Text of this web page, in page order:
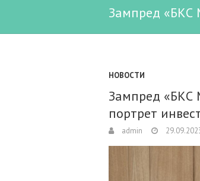
Зампред «БКС
НОВОСТИ
Зампред «БКС
портрет
admin